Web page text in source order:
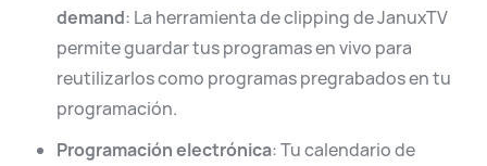
demand: La herramienta de clipping de JanuxTV
permite guardar tus programas en vivo para
reutilizarlos como programas pregrabados en tu
programación.
Programación electrónica: Tu calendario de